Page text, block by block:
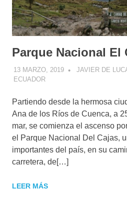
Parque Nacional El
13 MARZO, 2019 JAVIER DE
ECUADOR
Partiendo desde la hermosa
Ana de los Ríos de Cuenca, a
mar, se comienza el ascenso
el Parque Nacional Del Cajas,
importantes del país, en su
carretera, de[…]
LEER MÁS